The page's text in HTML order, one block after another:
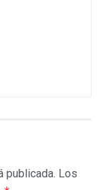
publicada. Los